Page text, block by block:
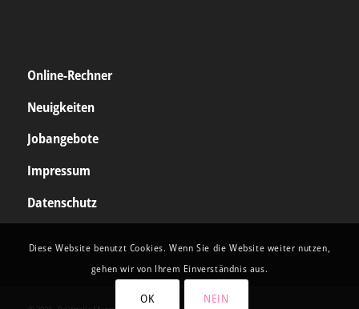
Online-Rechner
Neuigkeiten
Jobangebote
Impressum
Datenschutz
Diese Website benutzt Cookies. Wenn Sie die Website weiter nutzen,
gehen wir von Ihrem Einverständnis aus.
OK NEIN